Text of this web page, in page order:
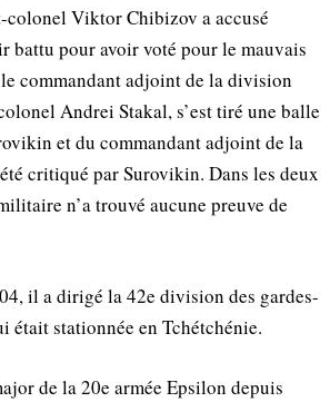
colonel Viktor Chibizov a accusé
battu pour avoir voté pour le mauvais
commandant adjoint de la division
Andrei Stakal, s’est tiré une balle
et du commandant adjoint de la
critiqué par Surovikin. Dans les deux
n’a trouvé aucune preuve de
il a dirigé la 42e division des gardes-
était stationnée en Tchétchénie.
de la 20e armée Epsilon depuis